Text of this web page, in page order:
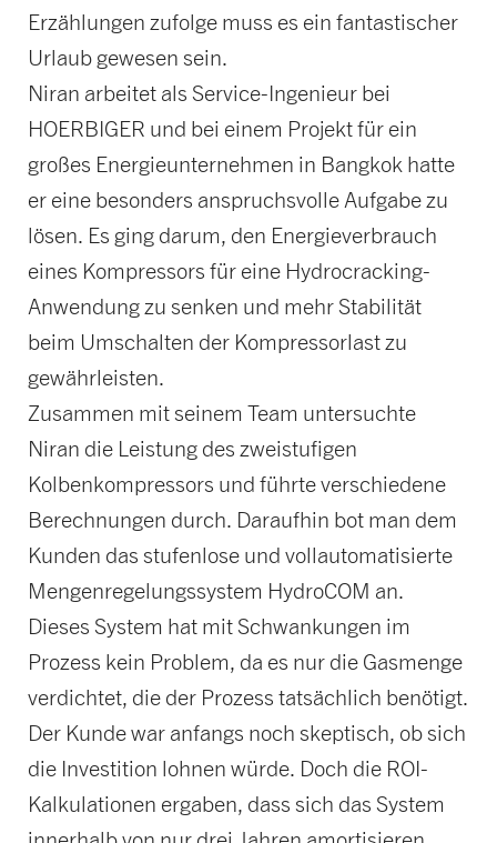
Erzählungen zufolge muss es ein fantastischer
Urlaub gewesen sein.
Niran arbeitet als Service-Ingenieur bei
HOERBIGER und bei einem Projekt für ein
großes Energieunternehmen in Bangkok hatte
er eine besonders anspruchsvolle Aufgabe zu
lösen. Es ging darum, den Energieverbrauch
eines Kompressors für eine Hydrocracking-
Anwendung zu senken und mehr Stabilität
beim Umschalten der Kompressorlast zu
gewährleisten.
Zusammen mit seinem Team untersuchte
Niran die Leistung des zweistufigen
Kolbenkompressors und führte verschiedene
Berechnungen durch. Daraufhin bot man dem
Kunden das stufenlose und vollautomatisierte
Mengenregelungssystem HydroCOM an.
Dieses System hat mit Schwankungen im
Prozess kein Problem, da es nur die Gasmenge
verdichtet, die der Prozess tatsächlich benötigt.
Der Kunde war anfangs noch skeptisch, ob sich
die Investition lohnen würde. Doch die ROI-
Kalkulationen ergaben, dass sich das System